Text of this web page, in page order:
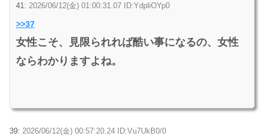
41: 2026/06/12(金) 01:00:31.07 ID:YdpliOYp0
>>37
女性こそ、見限られれば酷い事になるの、女性
ならわかりますよね。
39: 2026/06/12(金) 00:57:20.24 ID:Vu7UkB0/0